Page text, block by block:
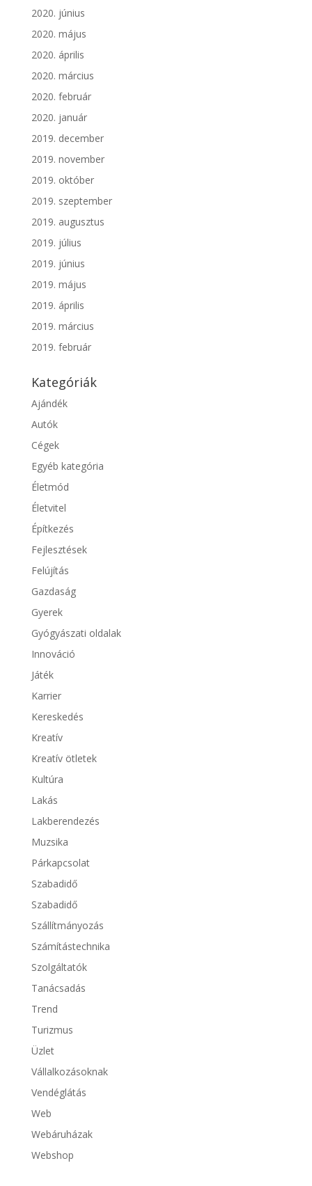
2020. június
2020. május
2020. április
2020. március
2020. február
2020. január
2019. december
2019. november
2019. október
2019. szeptember
2019. augusztus
2019. július
2019. június
2019. május
2019. április
2019. március
2019. február
Kategóriák
Ajándék
Autók
Cégek
Egyéb kategória
Életmód
Életvitel
Építkezés
Fejlesztések
Felújítás
Gazdaság
Gyerek
Gyógyászati oldalak
Innováció
Játék
Karrier
Kereskedés
Kreatív
Kreatív ötletek
Kultúra
Lakás
Lakberendezés
Muzsika
Párkapcsolat
Szabadidő
Szabadidő
Szállítmányozás
Számítástechnika
Szolgáltatók
Tanácsadás
Trend
Turizmus
Üzlet
Vállalkozásoknak
Vendéglátás
Web
Webáruházak
Webshop